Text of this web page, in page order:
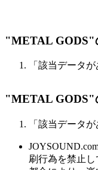
"METAL GODS"
「該当データが
"METAL GODS"
「該当データが
刷行為を禁止し